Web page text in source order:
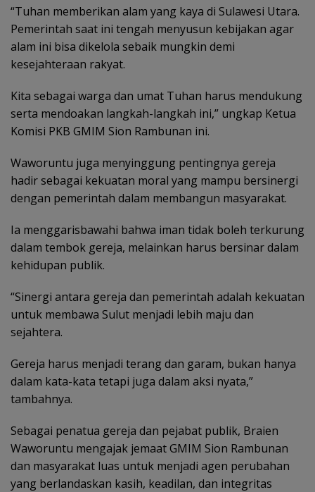
“Tuhan memberikan alam yang kaya di Sulawesi Utara.
Pemerintah saat ini tengah menyusun kebijakan agar
alam ini bisa dikelola sebaik mungkin demi
kesejahteraan rakyat.
Kita sebagai warga dan umat Tuhan harus mendukung
serta mendoakan langkah-langkah ini,” ungkap Ketua
Komisi PKB GMIM Sion Rambunan ini.
Waworuntu juga menyinggung pentingnya gereja
hadir sebagai kekuatan moral yang mampu bersinergi
dengan pemerintah dalam membangun masyarakat.
Ia menggarisbawahi bahwa iman tidak boleh terkurung
dalam tembok gereja, melainkan harus bersinar dalam
kehidupan publik.
“Sinergi antara gereja dan pemerintah adalah kekuatan
untuk membawa Sulut menjadi lebih maju dan
sejahtera.
Gereja harus menjadi terang dan garam, bukan hanya
dalam kata-kata tetapi juga dalam aksi nyata,”
tambahnya.
Sebagai penatua gereja dan pejabat publik, Braien
Waworuntu mengajak jemaat GMIM Sion Rambunan
dan masyarakat luas untuk menjadi agen perubahan
yang berlandaskan kasih, keadilan, dan integritas